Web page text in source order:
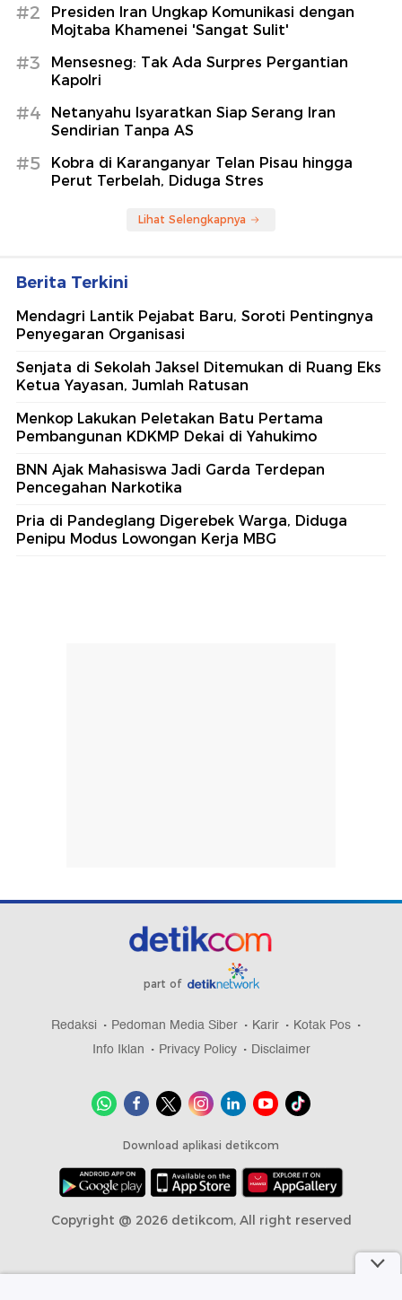
#2
Presiden Iran Ungkap Komunikasi dengan
Mojtaba Khamenei 'Sangat Sulit'
#3
Mensesneg: Tak Ada Surpres Pergantian
Kapolri
#4
Netanyahu Isyaratkan Siap Serang Iran
Sendirian Tanpa AS
#5
Kobra di Karanganyar Telan Pisau hingga
Perut Terbelah, Diduga Stres
Lihat Selengkapnya
Berita Terkini
Mendagri Lantik Pejabat Baru, Soroti Pentingnya
Penyegaran Organisasi
Senjata di Sekolah Jaksel Ditemukan di Ruang Eks
Ketua Yayasan, Jumlah Ratusan
Menkop Lakukan Peletakan Batu Pertama
Pembangunan KDKMP Dekai di Yahukimo
BNN Ajak Mahasiswa Jadi Garda Terdepan
Pencegahan Narkotika
Pria di Pandeglang Digerebek Warga, Diduga
Penipu Modus Lowongan Kerja MBG
part of
Redaksi Pedoman Media Siber Karir
Kotak Pos
Info Iklan
Privacy Policy Disclaimer
Download aplikasi detikcom
Copyright @ 2026 detikcom, All right reserved